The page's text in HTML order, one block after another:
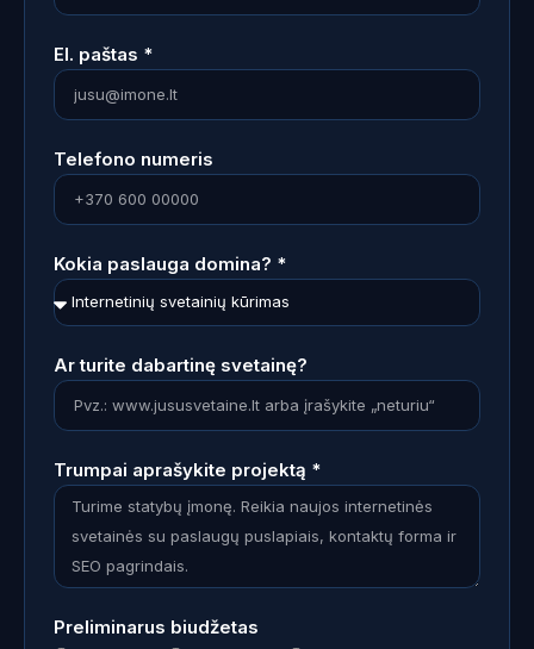
El. paštas *
Telefono numeris
Kokia paslauga domina? *
Ar turite dabartinę svetainę?
Trumpai aprašykite projektą *
Preliminarus biudžetas